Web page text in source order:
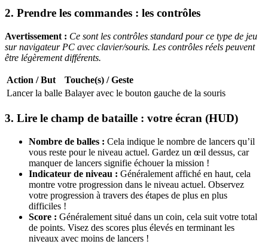
2. Prendre les commandes : les contrôles
Avertissement : Ce sont les contrôles standard pour ce type de jeu
sur navigateur PC avec clavier/souris. Les contrôles réels peuvent
être légèrement différents.
Action / But
Touche(s) / Geste
Lancer la balle Balayer avec le bouton gauche de la souris
3. Lire le champ de bataille : votre écran (HUD)
Nombre de balles : Cela indique le nombre de lancers qu’il
vous reste pour le niveau actuel. Gardez un œil dessus, car
manquer de lancers signifie échouer la mission !
Indicateur de niveau : Généralement affiché en haut, cela
montre votre progression dans le niveau actuel. Observez
votre progression à travers des étapes de plus en plus
difficiles !
Score : Généralement situé dans un coin, cela suit votre total
de points. Visez des scores plus élevés en terminant les
niveaux avec moins de lancers !